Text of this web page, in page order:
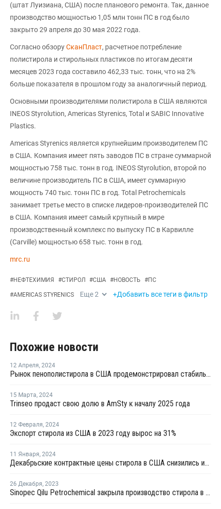
(штат Луизиана, США) после планового ремонта. Так, данное
производство мощностью 1,05 млн тонн ПС в год было
закрыто 29 апреля до 30 мая 2022 года.
Согласно обзоруСканПласт, расчетное потребление
полистирола и стирольных пластиков по итогам десяти
месяцев 2023 года составило 462,33 тыс. тонн, что на 2%
больше показателя в прошлом году за аналогичный период.
Основными производителями полистирола в США являются
INEOS Styrolution, Americas Styrenics, Total и SABIC Innovative
Plastics.
Americas Styrenics является крупнейшим производителем ПС
в США. Компания имеет пять заводов ПС в стране суммарной
мощностью 758 тыс. тонн в год. INEOS Styrolution, второй по
величине производитель ПС в США, имеет суммарную
мощность 740 тыс. тонн ПС в год. Total Petrochemicals
занимает третье место в списке лидеров-производителей ПС
в США. Компания имеет самый крупный в мире
производственный комплекс по выпуску ПС в Карвилле
(Carville) мощностью 658 тыс. тонн в год.
mrc.ru
#НЕФТЕХИМИЯ #СТИРОЛ #США #НОВОСТЬ #ПС
#AMERICAS STYRENICS Еще2 +Добавить все теги в фильтр
Похожие новости
12 Апреля, 2024
Рынок пенополистирола в США продемонстрировал стабильность и устойчивость в марте
15 Марта, 2024
Trinseo продаст свою долю в AmSty к началу 2025 года
12 Февраля, 2024
Экспорт стирола из США в 2023 году вырос на 31%
11 Января, 2024
Декабрьские контрактные цены стирола в США снизились из-за слабого спроса
26 Декабря, 2023
Sinopec Qilu Petrochemical закрыла производство стирола в Китае на ремонт